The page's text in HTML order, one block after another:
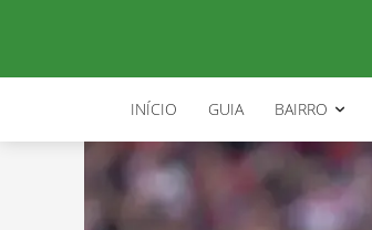
INÍCIO GUIA BAIRRO